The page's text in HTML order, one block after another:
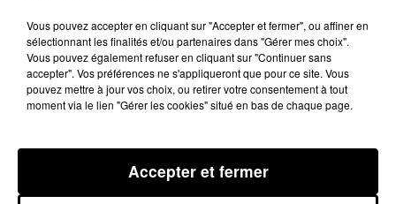
20 mars 2024 - 4 min 9 sec
LES INFOS DU GERS DU 20/03/2024 À 07H30
Vous pouvez accepter en cliquant sur "Accepter et fermer", ou affiner en
sélectionnant les finalités et/ou partenaires dans "Gérer mes choix".
Vous pouvez également refuser en cliquant sur "Continuer sans
accepter". Vos préférences ne s'appliqueront que pour ce site. Vous
pouvez mettre à jour vos choix, ou retirer votre consentement à tout
moment via le lien "Gérer les cookies" situé en bas de chaque page.
Accepter et fermer